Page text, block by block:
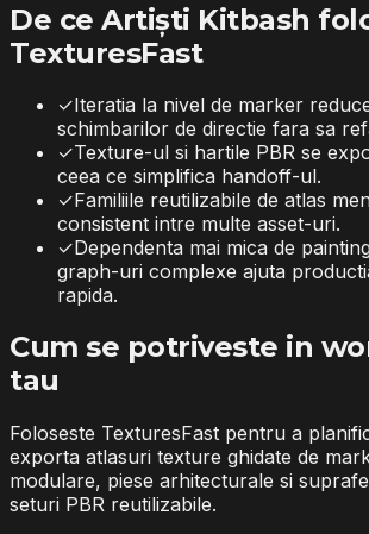
De ce Artiști Kitbash
TexturesFast
✓Iteratia la nivel de marker
schimbarilor de directie fara sa
✓Texture-ul si hartile PBR se
ceea ce simplifica handoff-ul.
✓Familiile reutilizabile de atlas
consistent intre multe asset-uri.
✓Dependenta mai mica de
graph-uri complexe ajuta
rapida.
Cum se potriveste in
tau
Foloseste TexturesFast pentru a
exporta atlasuri texture ghidate de
modulare, piese arhitecturale si
seturi PBR reutilizabile.